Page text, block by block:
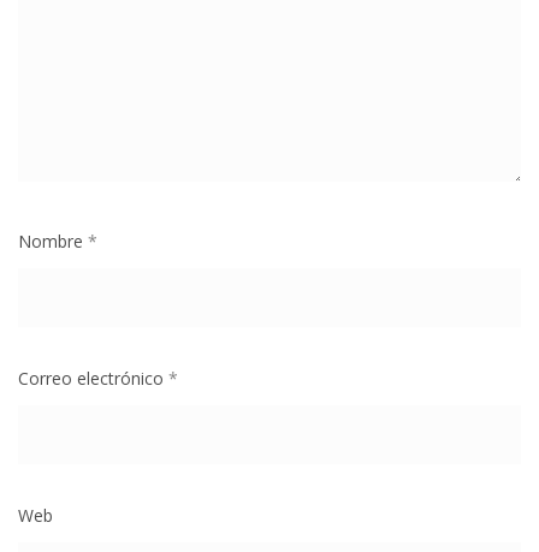
Nombre *
Correo electrónico *
Web